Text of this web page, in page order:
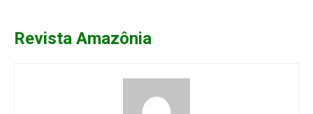
Revista Amazônia